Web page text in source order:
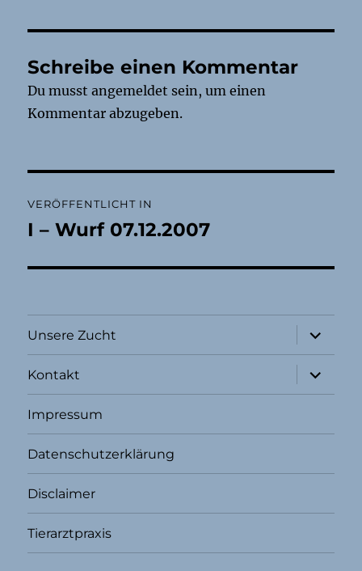
Schreibe einen Kommentar
Du musstangemeldet sein, um einen
Kommentar abzugeben.
VERÖFFENTLICHT IN
I – Wurf 07.12.2007
Unsere Zucht
öffnen
Kontakt
öffnen
Impressum
Datenschutzerklärung
Disclaimer
Tierarztpraxis